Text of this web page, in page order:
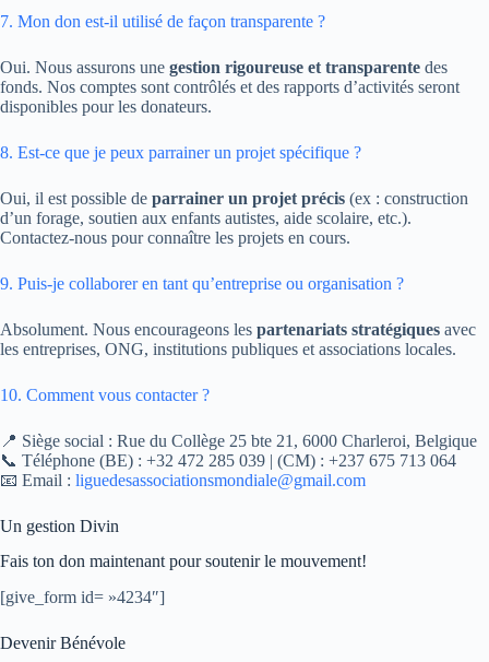
7. Mon don est-il utilisé de façon transparente ?
Oui. Nous assurons une gestion rigoureuse et transparente des
fonds. Nos comptes sont contrôlés et des rapports d’activités seront
disponibles pour les donateurs.
8. Est-ce que je peux parrainer un projet spécifique ?
Oui, il est possible de parrainer un projet précis (ex : construction
d’un forage, soutien aux enfants autistes, aide scolaire, etc.).
Contactez-nous pour connaître les projets en cours.
9. Puis-je collaborer en tant qu’entreprise ou organisation ?
Absolument. Nous encourageons les partenariats stratégiques avec
les entreprises, ONG, institutions publiques et associations locales.
10. Comment vous contacter ?
📍 Siège social : Rue du Collège 25 bte 21, 6000 Charleroi, Belgique
📞 Téléphone (BE) : +32 472 285 039 | (CM) : +237 675 713 064
📧 Email : liguedesassociationsmondiale@gmail.com
Un gestion Divin
Fais ton don maintenant pour soutenir le mouvement!
[give_form id= »4234″]
Devenir Bénévole